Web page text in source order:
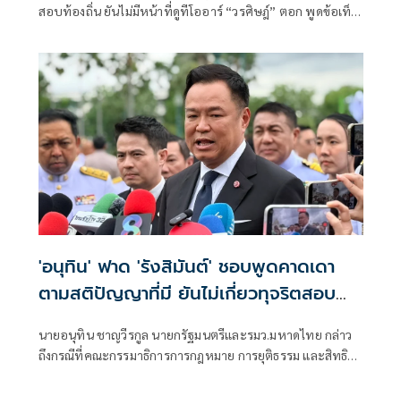
สอบท้องถิ่น ยันไม่มีหน้าที่ดูทีโออาร์ “วรศิษฎ์” ตอก พูดข้อเท็จ
'อนุทิน' ฟาด 'รังสิมันต์' ชอบพูดคาดเดา
ตามสติปัญญาที่มี ยันไม่เกี่ยวทุจริตสอบ
นายอนุทิน ชาญวีรกูล นายกรัฐมนตรีและรมว.มหาดไทย กล่าว
ถึงกรณีที่คณะกรรมาธิการการกฎหมาย การยุติธรรม และสิทธิ